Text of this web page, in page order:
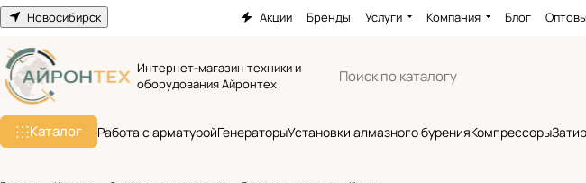
Новосибирск Акции Бренды Услуги Компания Блог
Интернет-магазин техники и
оборудования Айронтех
Каталог Работа с арматуройГенераторыУстановки алмазного буренияКомпрессоры